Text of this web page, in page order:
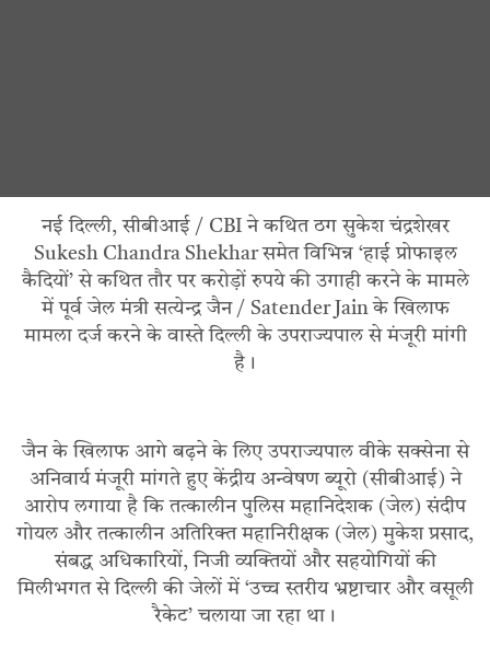
नई दिल्ली, सीबीआई / CBI ने कथित ठग सुकेश चंद्रशेखर
Sukesh Chandra Shekhar समेत विभिन्न ‘हाई प्रोफाइल
कैदियों’ से कथित तौर पर करोड़ों रुपये की उगाही करने के मामले
में पूर्व जेल मंत्री सत्येन्द्र जैन / Satender Jain के खिलाफ
मामला दर्ज करने के वास्ते दिल्ली के उपराज्यपाल से मंजूरी मांगी
है।
जैन के खिलाफ आगे बढ़ने के लिए उपराज्यपाल वीके सक्सेना से
अनिवार्य मंजूरी मांगते हुए केंद्रीय अन्वेषण ब्यूरो (सीबीआई) ने
आरोप लगाया है कि तत्कालीन पुलिस महानिदेशक (जेल) संदीप
गोयल और तत्कालीन अतिरिक्त महानिरीक्षक (जेल) मुकेश प्रसाद,
संबद्ध अधिकारियों, निजी व्यक्तियों और सहयोगियों की
मिलीभगत से दिल्ली की जेलों में ‘उच्च स्तरीय भ्रष्टाचार और वसूली
रैकेट’ चलाया जा रहा था।